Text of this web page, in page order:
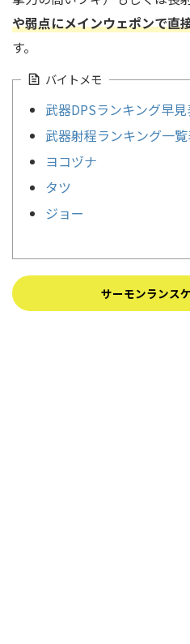
や弱点にメインウェポンで直
す。
バイトメモ
武器DPSランキング早
武器射程ランキング一
ヨコヅナ
タツ
ジョー
サーモンランス